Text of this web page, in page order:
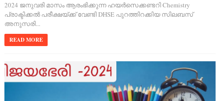
2024 ജനുവരി മാസം ആരംഭിക്കുന്ന ഹയർസെക്കണ്ടറി Chemistry
പ്രാക്ടിക്കൽ പരീക്ഷയ്ക്ക് വേണ്ടി DHSE പുറത്തിറക്കിയ സിലബസ്
അനുസരി...
READ MORE